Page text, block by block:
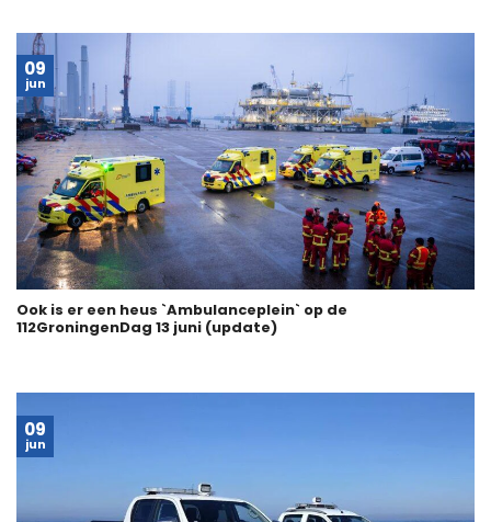
Ook is er een heus `Ambulanceplein` op de
112GroningenDag 13 juni (update)
09
jun
09
jun